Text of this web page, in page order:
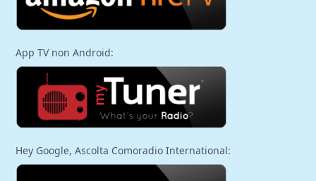
App TV non Android:
Hey Google, Ascolta Comoradio International: